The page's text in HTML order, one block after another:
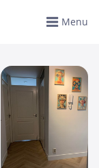
Menu